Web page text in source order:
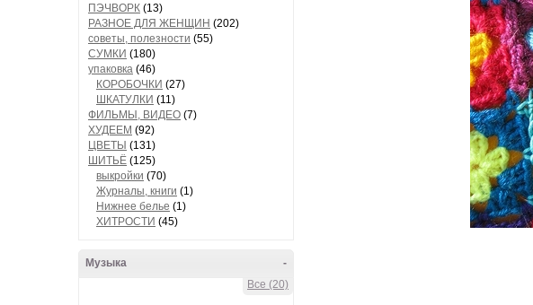
ПЭЧВОРК (13)
РАЗНОЕ ДЛЯ ЖЕНЩИН (202)
советы, полезности (55)
СУМКИ (180)
упаковка (46)
КОРОБОЧКИ (27)
ШКАТУЛКИ (11)
ФИЛЬМЫ, ВИДЕО (7)
ХУДЕЕМ (92)
ЦВЕТЫ (131)
ШИТЬЁ (125)
выкройки (70)
Журналы, книги (1)
Нижнее белье (1)
ХИТРОСТИ (45)
-
Музыка
Все (20)